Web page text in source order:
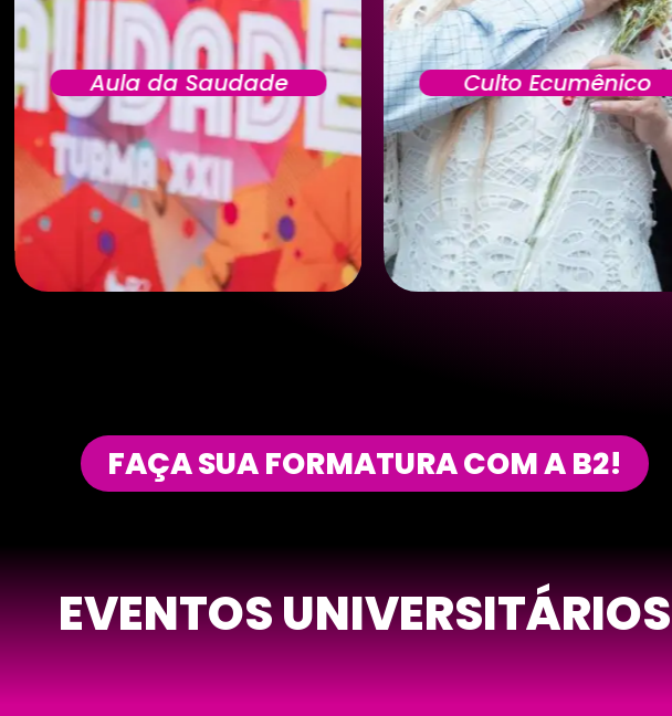
Aula da Saudade Culto Ecumênico
FAÇA SUA FORMATURA COM A B2!
EVENTOS UNIVERSITÁRIOS